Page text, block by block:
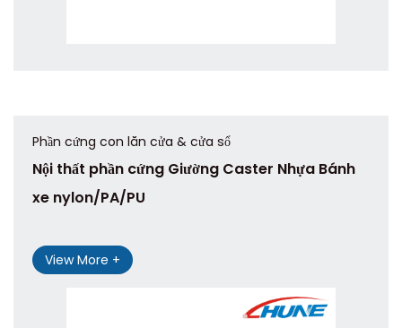
Phần cứng con lăn cửa & cửa sổ
Nội thất phần cứng Giường Caster Nhựa Bánh
xe nylon/PA/PU
View More +